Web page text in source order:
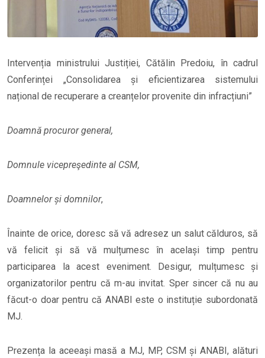
Intervenția ministrului Justiției, Cătălin Predoiu, în cadrul
Conferinței „Consolidarea și eficientizarea sistemului
național de recuperare a creanțelor provenite din infracțiuni”
Doamnă procuror general,
Domnule vicepreşedinte al CSM,
Doamnelor și domnilor,
Înainte de orice, doresc să vă adresez un salut călduros, să
vă felicit și să vă mulțumesc în același timp pentru
participarea la acest eveniment. Desigur, mulțumesc și
organizatorilor pentru că m-au invitat. Sper sincer că nu au
făcut-o doar pentru că ANABI este o instituție subordonată
MJ.
Prezența la aceeași masă a MJ, MP, CSM și ANABI, alături